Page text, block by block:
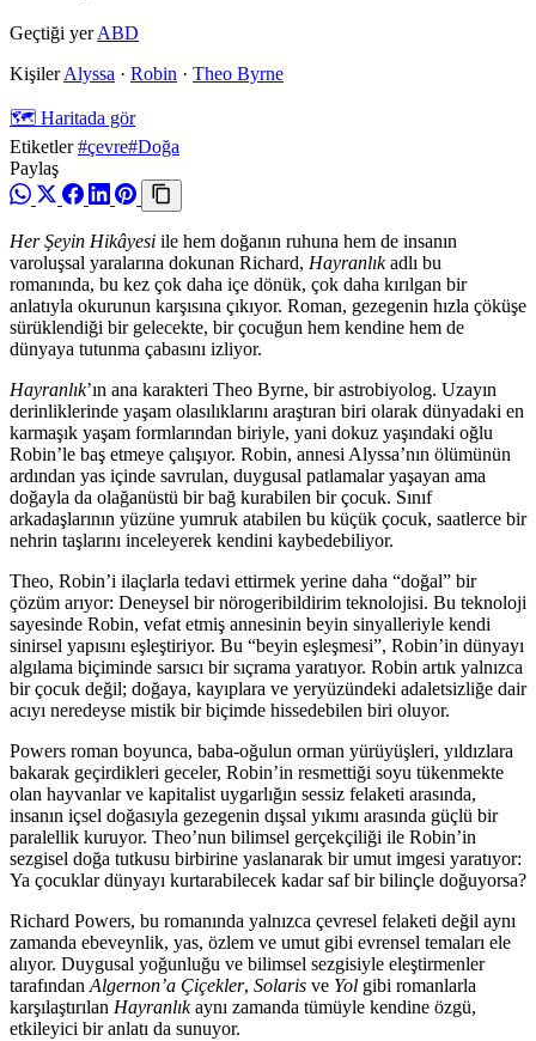
Geçtiği yer ABD
Kişiler Alyssa · Robin · Theo Byrne
🗺️ Haritada gör
Etiketler #çevre#Doğa
Paylaş
Her Şeyin Hikâyesi ile hem doğanın ruhuna hem de insanın
varoluşsal yaralarına dokunan Richard, Hayranlıkadlı bu
romanında, bu kez çok daha içe dönük, çok daha kırılgan bir
anlatıyla okurunun karşısına çıkıyor. Roman, gezegenin hızla çöküşe
sürüklendiği bir gelecekte, bir çocuğun hem kendine hem de
dünyaya tutunma çabasını izliyor.
Hayranlık’ın ana karakteri Theo Byrne, bir astrobiyolog. Uzayın
derinliklerinde yaşam olasılıklarını araştıran biri olarak dünyadaki en
karmaşık yaşam formlarından biriyle, yani dokuz yaşındaki oğlu
Robin’le baş etmeye çalışıyor. Robin, annesi Alyssa’nın ölümünün
ardından yas içinde savrulan, duygusal patlamalar yaşayan ama
doğayla da olağanüstü bir bağ kurabilen bir çocuk. Sınıf
arkadaşlarının yüzüne yumruk atabilen bu küçük çocuk, saatlerce bir
nehrin taşlarını inceleyerek kendini kaybedebiliyor.
Theo, Robin’i ilaçlarla tedavi ettirmek yerine daha “doğal” bir
çözüm arıyor: Deneysel bir nörogeribildirim teknolojisi. Bu teknoloji
sayesinde Robin, vefat etmiş annesinin beyin sinyalleriyle kendi
sinirsel yapısını eşleştiriyor. Bu “beyin eşleşmesi”, Robin’in dünyayı
algılama biçiminde sarsıcı bir sıçrama yaratıyor. Robin artık yalnızca
bir çocuk değil; doğaya, kayıplara ve yeryüzündeki adaletsizliğe dair
acıyı neredeyse mistik bir biçimde hissedebilen biri oluyor.
Powers roman boyunca, baba-oğulun orman yürüyüşleri, yıldızlara
bakarak geçirdikleri geceler, Robin’in resmettiği soyu tükenmekte
olan hayvanlar ve kapitalist uygarlığın sessiz felaketi arasında,
insanın içsel doğasıyla gezegenin dışsal yıkımı arasında güçlü bir
paralellik kuruyor. Theo’nun bilimsel gerçekçiliği ile Robin’in
sezgisel doğa tutkusu birbirine yaslanarak bir umut imgesi yaratıyor:
Ya çocuklar dünyayı kurtarabilecek kadar saf bir bilinçle doğuyorsa?
Richard Powers, bu romanında yalnızca çevresel felaketi değil aynı
zamanda ebeveynlik, yas, özlem ve umut gibi evrensel temaları ele
alıyor. Duygusal yoğunluğu ve bilimsel sezgisiyle eleştirmenler
tarafından Algernon’a Çiçekler, Solaris ve Yol gibi romanlarla
karşılaştırılan Hayranlıkaynı zamanda tümüyle kendine özgü,
etkileyici bir anlatı da sunuyor.